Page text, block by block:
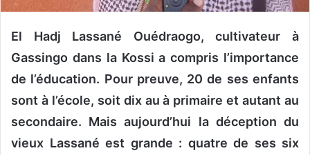
e
El Hadj Lassané Ouédraogo, cultivateur à
Gassingo dans la Kossi a compris l’importance
de l’éducation. Pour preuve, 20 de ses enfants
sont à l’école, soit dix au à primaire et autant au
secondaire. Mais aujourd’hui la déception du
vieux Lassané est grande : quatre de ses six